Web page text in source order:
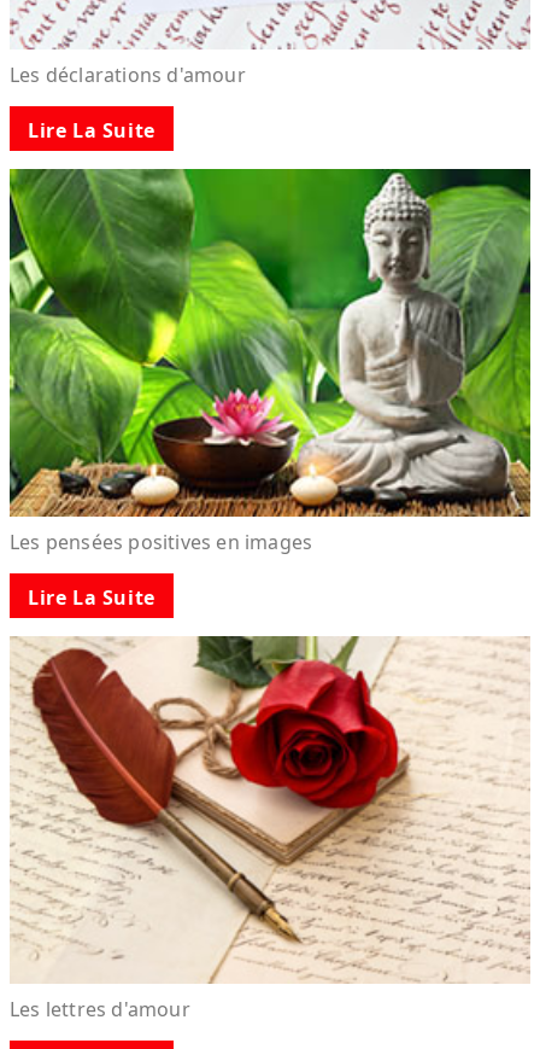
Les déclarations d'amour
Lire La Suite
Les pensées positives en images
Lire La Suite
Les lettres d'amour